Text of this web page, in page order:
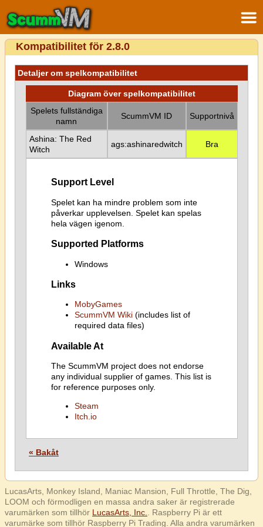
Kompatibilitet för 2.8.0
Detaljer om spelkompatibilitet
Diagram över spelkompatibilitet
Spelets fullständiga
namn
ScummVM ID Supportnivå
Ashina: The Red
Witch
ags:ashinaredwitch Bra
Support Level
Spelet kan ha mindre problem som inte
påverkar upplevelsen. Spelet kan spelas
hela vägen igenom.
Supported Platforms
Windows
Links
MobyGames
ScummVM Wiki(includes list of
required data files)
Available At
The ScummVM project does not endorse
any individual supplier of games. This list is
for reference purposes only.
Steam
Itch.io
« Bakåt
LucasArts, Monkey Island, Maniac Mansion, Full Throttle, The Dig,
LOOM och förmodligen en massa andra saker är registrerade
varumärken som tillhör LucasArts, Inc.
. Raspberry Pi är ett
varumärke som tillhör Raspberry Pi Trading. Alla andra varumärken